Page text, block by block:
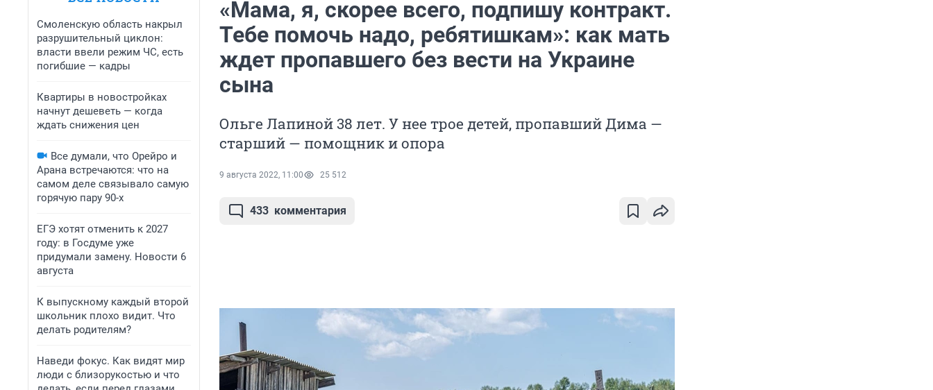
Смоленскую область накрыл
разрушительный циклон:
власти ввели режим ЧС, есть
погибшие — кадры
Квартиры в новостройках
начнут дешеветь — когда
ждать снижения цен
Все думали, что Орейро и
Арана встречаются: что на
самом деле связывало самую
горячую пару 90-х
ЕГЭ хотят отменить к 2027
году: в Госдуме уже
придумали замену. Новости 6
августа
К выпускному каждый второй
школьник плохо видит. Что
делать родителям?
Наведи фокус. Как видят мир
люди с близорукостью и что
«Мама, я, скорее всего, подпишу контракт.
Тебе помочь надо, ребятишкам»: как мать
ждет пропавшего без вести на Украине
сына
Ольге Лапиной 38 лет. У нее трое детей, пропавший Дима —
старший — помощник и опора
9 августа 2022, 11:00 25 512
433 комментария